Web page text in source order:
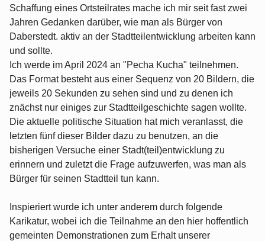
Schaffung eines Ortsteilrates mache ich mir seit fast zwei
Jahren Gedanken darüber, wie man als Bürger von
Daberstedt. aktiv an der Stadtteilentwicklung arbeiten kann
und sollte.
Ich werde im April 2024 an "Pecha Kucha" teilnehmen.
Das Format besteht aus einer Sequenz von 20 Bildern, die
jeweils 20 Sekunden zu sehen sind und zu denen ich
znächst nur einiges zur Stadtteilgeschichte sagen wollte.
Die aktuelle politische Situation hat mich veranlasst, die
letzten fünf dieser Bilder dazu zu benutzen, an die
bisherigen Versuche einer Stadt(teil)entwicklung zu
erinnern und zuletzt die Frage aufzuwerfen, was man als
Bürger für seinen Stadtteil tun kann.
Inspieriert wurde ich unter anderem durch folgende
Karikatur, wobei ich die Teilnahme an den hier hoffentlich
gemeinten Demonstrationen zum Erhalt unserer